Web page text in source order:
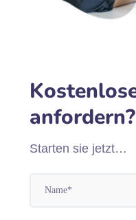
anfordern?
Starten sie jetzt…